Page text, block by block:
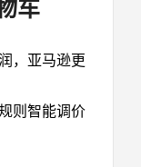
车
，亚马逊更
则智能调价